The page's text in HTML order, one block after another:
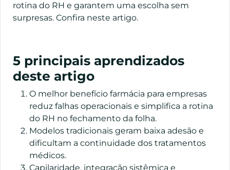
rotina do RH e garantem uma escolha sem
surpresas. Confira neste artigo.
5 principais aprendizados
deste artigo
O melhor benefício farmácia para empresas
reduz falhas operacionais e simplifica a rotina
do RH no fechamento da folha.
Modelos tradicionais geram baixa adesão e
dificultam a continuidade dos tratamentos
médicos.
Capilaridade, integração sistêmica e